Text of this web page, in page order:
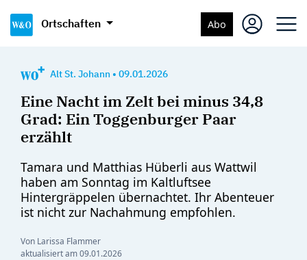
Ortschaften Abo
Alt St. Johann • 09.01.2026
Eine Nacht im Zelt bei minus 34,8
Grad: Ein Toggenburger Paar
erzählt
Tamara und Matthias Hüberli aus Wattwil
haben am Sonntag im Kaltluftsee
Hintergräppelen übernachtet. Ihr Abenteuer
ist nicht zur Nachahmung empfohlen.
Von Larissa Flammer
aktualisiert am09.01.2026